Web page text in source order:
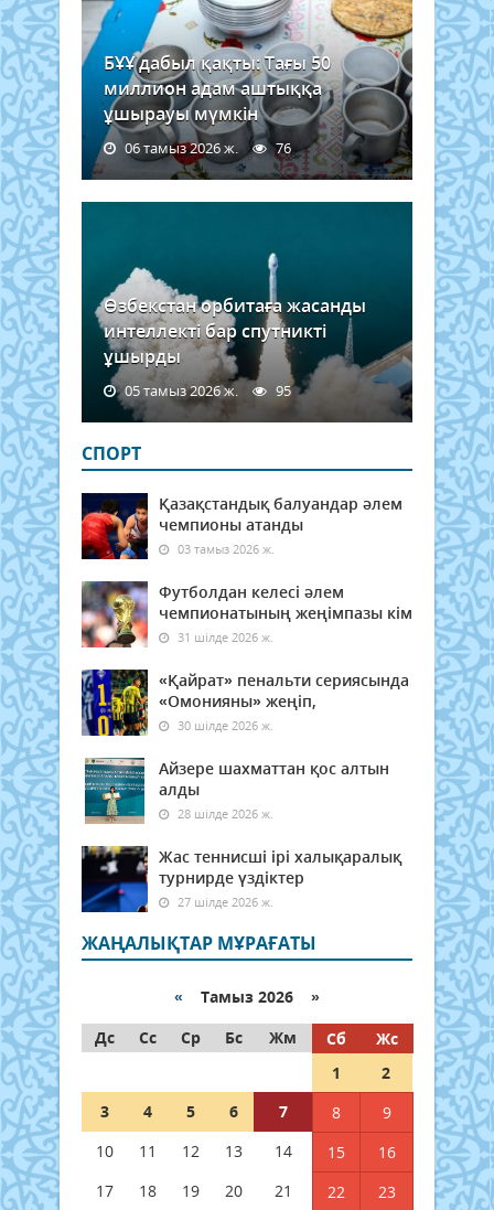
БҰҰ дабыл қақты: Тағы 50
миллион адам аштыққа
ұшырауы мүмкін
06 тамыз 2026 ж. 76
Өзбекстан орбитаға жасанды
интеллекті бар спутникті
ұшырды
05 тамыз 2026 ж. 95
СПОРТ
Қазақстандық балуандар әлем
чемпионы атанды
03 тамыз 2026 ж.
Футболдан келесі әлем
чемпионатының жеңімпазы кім
31 шілде 2026 ж.
«Қайрат» пенальти сериясында
«Омонияны» жеңіп,
30 шілде 2026 ж.
Айзере шахматтан қос алтын
алды
28 шілде 2026 ж.
Жас теннисші ірі халықаралық
турнирде үздіктер
27 шілде 2026 ж.
ЖАҢАЛЫҚТАР МҰРАҒАТЫ
« Тамыз 2026 »
Дс
Сс Ср Бс Жм Сб
Жс
1
2
3
4 5 6 7 8
9
10
11 12 13 14 15
16
17
18 19 20 21 22 23